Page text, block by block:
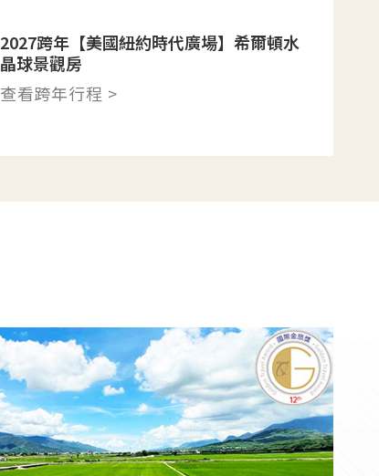
2027跨年【美國紐約時代廣場】希爾頓水
晶球景觀房
查看跨年行程 >